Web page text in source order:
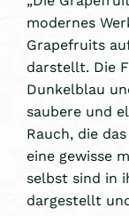
modernes
Grapefruits
darstellt. Die
Dunkelblau
saubere und
Rauch, die
eine gewisse
selbst sind in
dargestellt